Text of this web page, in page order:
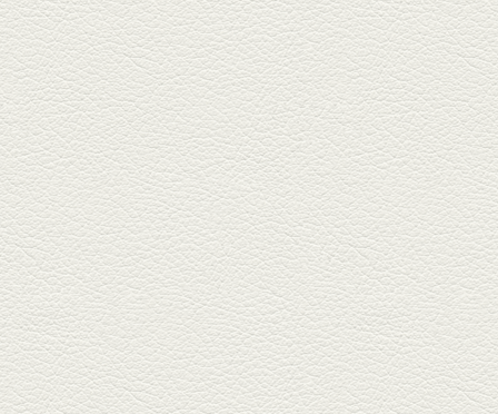
り天ぷら盛り合わせ
武蔵小路の「たぬきと銀杏」で
自慢の「変わり天ぷら」を
「KAORU」...
2025年8月15日放送
お刺身盛り合わせ＆干物
盛りの七輪焼き
酒場通りの「食楽みかげ」は、
オーナーこだわりの魚料理が味
わえ...
2025年7月25日放送
朝ごはんプレート＆かん
ぱちのカマ(塩焼き)
並木坂では珍しい朝ごはんの店
「コルハコ」で昼飲みの刻。
「銀し...
2025年7月4日放送